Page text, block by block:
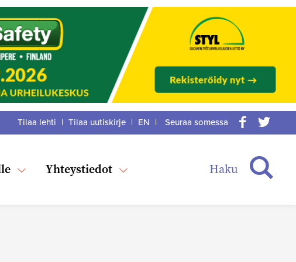
Yhteystiedot Haku
Tilaa lehti | Tilaa uutiskirje | EN |
Seuraa somessa
:Facebook
Twitter